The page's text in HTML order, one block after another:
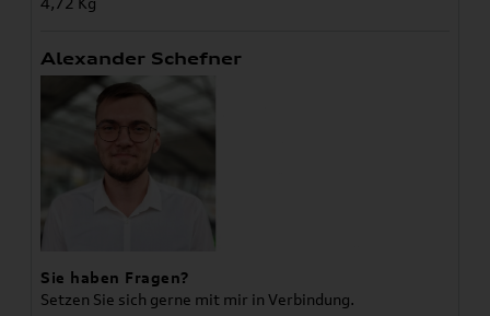
Alexander Schefner
Sie haben Fragen?
Setzen Sie sich gerne mit mir in Verbindung.